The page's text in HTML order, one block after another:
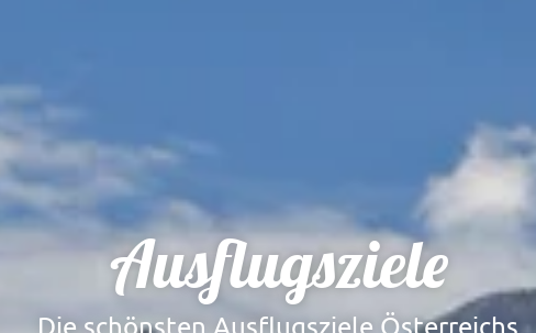
Ausflugsziele
Die schönsten Ausflugsziele Österreichs.